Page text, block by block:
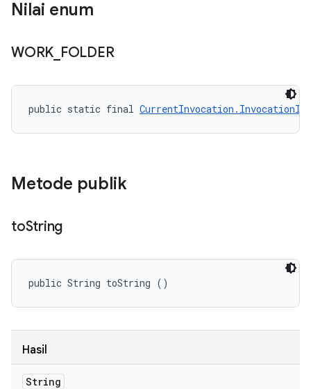
Nilai enum
WORK FOLDER
public static final
Metode publik
toString
public String toString ()
Hasil
String